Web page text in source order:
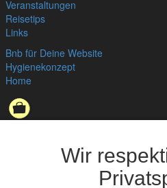
Wir
Veranstaltungen
Reisetips
Links
Bnb für Deine Website
Hygienekonzept
Home